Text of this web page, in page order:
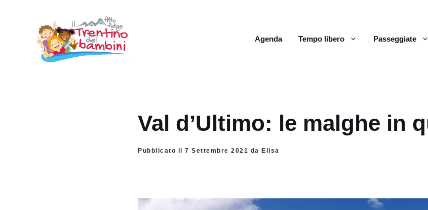
contenuto
Agenda Tempo libero Passeggiate
Val d’Ultimo: le malghe in
Pubblicato il 7 Settembre 2021 da Elisa